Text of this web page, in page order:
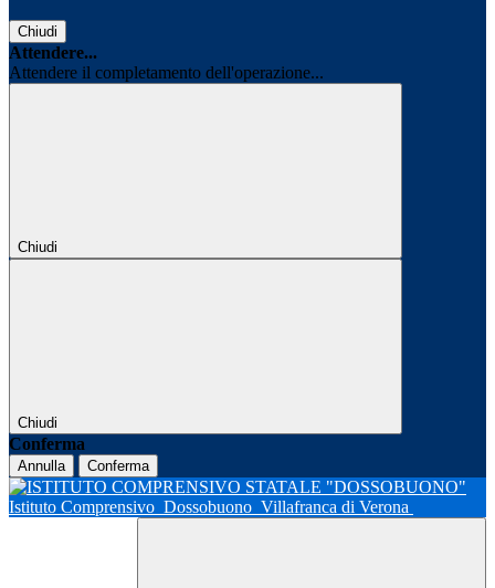
Chiudi
Attendere...
Attendere il completamento dell'operazione...
Chiudi
Chiudi
Conferma
Annulla Conferma
Istituto Comprensivo Dossobuono Villafranca di Verona